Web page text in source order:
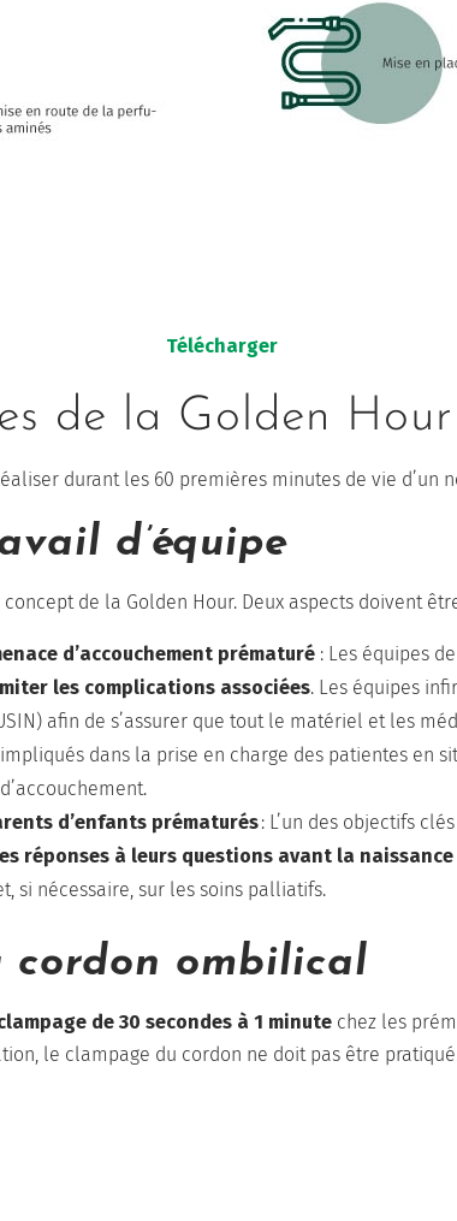
Télécharger
de la Golden Hour
durant les 60 premières minutes de vie d’un
d’équipe
de la Golden Hour. Deux aspects doivent
d’accouchement prématuré : Les équipes
les complications associées. Les équipes
afin de s’assurer que tout le matériel et les
dans la prise en charge des patientes en
d’enfants prématurés: L’un des objectifs
réponses à leurs questions avant la
si nécessaire, sur les soins palliatifs.
cordon ombilical
de 30 secondes à 1 minute chez les
le clampage du cordon ne doit pas être